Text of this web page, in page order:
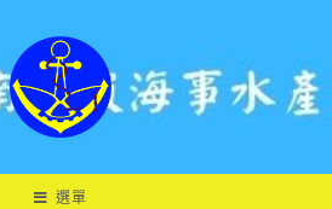
選單